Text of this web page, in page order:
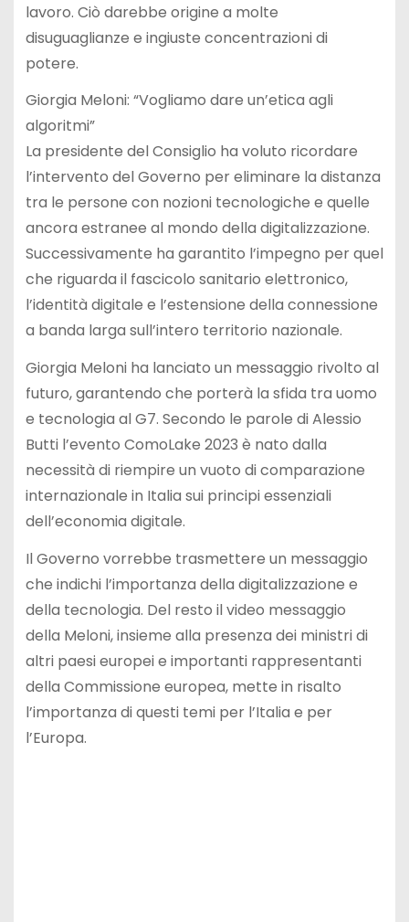
lavoro. Ciò darebbe origine a molte
disuguaglianze e ingiuste concentrazioni di
potere.
Giorgia Meloni: “Vogliamo dare un’etica agli
algoritmi”
La presidente del Consiglio ha voluto ricordare
l’intervento del Governo per eliminare la distanza
tra le persone con nozioni tecnologiche e quelle
ancora estranee al mondo della digitalizzazione.
Successivamente ha garantito l’impegno per quel
che riguarda il fascicolo sanitario elettronico,
l’identità digitale e l’estensione della connessione
a banda larga sull’intero territorio nazionale.
Giorgia Meloni ha lanciato un messaggio rivolto al
futuro, garantendo che porterà la sfida tra uomo
e tecnologia al G7. Secondo le parole di Alessio
Butti l’evento ComoLake 2023 è nato dalla
necessità di riempire un vuoto di comparazione
internazionale in Italia sui principi essenziali
dell’economia digitale.
Il Governo vorrebbe trasmettere un messaggio
che indichi l’importanza della digitalizzazione e
della tecnologia. Del resto il video messaggio
della Meloni, insieme alla presenza dei ministri di
altri paesi europei e importanti rappresentanti
della Commissione europea, mette in risalto
l’importanza di questi temi per l’Italia e per
l’Europa.